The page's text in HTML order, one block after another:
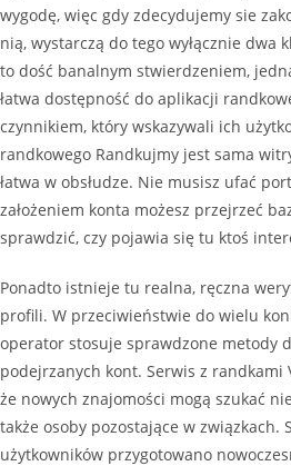
wygodę, więc gdy zdecydujemy sie
nią, wystarczą do tego wyłącznie dwa
to dość banalnym stwierdzeniem,
łatwa dostępność do aplikacji
czynnikiem, który wskazywali ich
randkowego Randkujmy jest sama
łatwa w obsłudze. Nie musisz ufać
założeniem konta możesz przejrzeć
sprawdzić, czy pojawia się tu ktoś
Ponadto istnieje tu realna, ręczna
profili. W przeciwieństwie do wielu
operator stosuje sprawdzone metody
podejrzanych kont. Serwis z
że nowych znajomości mogą szukać
także osoby pozostające w
użytkowników przygotowano